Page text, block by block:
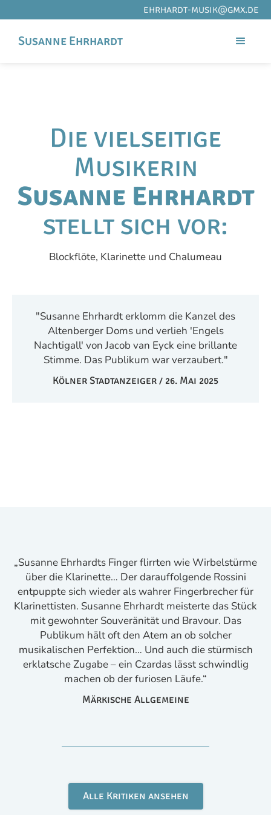
ehrhardt-musik@gmx.de
Susanne Ehrhardt
Die vielseitige
Musikerin
Susanne Ehrhardt
stellt sich vor:
Blockflöte, Klarinette und Chalumeau
"Susanne Ehrhardt erklomm die Kanzel des
Altenberger Doms und verlieh 'Engels
Nachtigall' von Jacob van Eyck eine brillante
Stimme. Das Publikum war verzaubert."
Kölner Stadtanzeiger / 26. Mai 2025
„Susanne Ehrhardts Finger flirrten wie Wirbelstürme
über die Klarinette… Der darauffolgende Rossini
entpuppte sich wieder als wahrer Fingerbrecher für
Klarinettisten. Susanne Ehrhardt meisterte das Stück
mit gewohnter Souveränität und Bravour. Das
Publikum hält oft den Atem an ob solcher
musikalischen Perfektion… Und auch die stürmisch
erklatsche Zugabe – ein Czardas lässt schwindlig
machen ob der furiosen Läufe.“
Märkische Allgemeine
Alle Kritiken ansehen